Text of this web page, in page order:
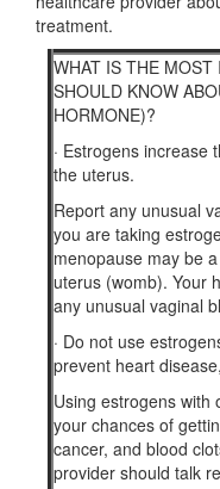
treatment.
WHAT IS THE
SHOULD KNOW
HORMONE)?
· Estrogens increase
the uterus.
Report any unusual
you are taking
menopause may be
uterus (womb). Your
any unusual vaginal
· Do not use
prevent heart
Using estrogens with
your chances of
cancer, and blood
provider should talk